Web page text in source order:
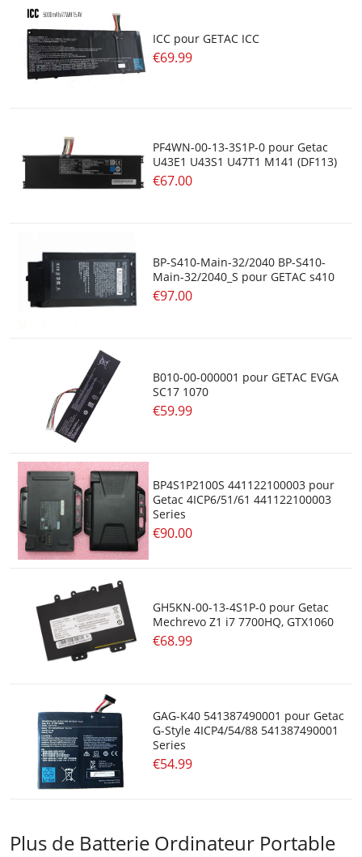
ICC pour GETAC ICC
€69.99
PF4WN-00-13-3S1P-0 pour Getac
U43E1 U43S1 U47T1 M141 (DF113)
€67.00
BP-S410-Main-32/2040 BP-S410-
Main-32/2040_S pour GETAC s410
€97.00
B010-00-000001 pour GETAC EVGA
SC17 1070
€59.99
BP4S1P2100S 441122100003 pour
Getac 4ICP6/51/61 441122100003
Series
€90.00
GH5KN-00-13-4S1P-0 pour Getac
Mechrevo Z1 i7 7700HQ, GTX1060
€68.99
GAG-K40 541387490001 pour Getac
G-Style 4ICP4/54/88 541387490001
Series
€54.99
Plus de Batterie Ordinateur Portable